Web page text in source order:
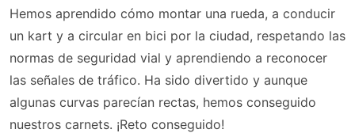
Hemos aprendido cómo montar una rueda, a conducir
un kart y a circular en bici por la ciudad, respetando las
normas de seguridad vial y aprendiendo a reconocer
las señales de tráfico. Ha sido divertido y aunque
algunas curvas parecían rectas, hemos conseguido
nuestros carnets. ¡Reto conseguido!